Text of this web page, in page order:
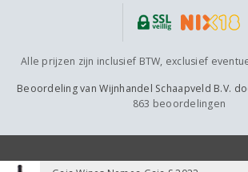
Alle prijzen zijn inclusief BTW, exclusief
Beoordeling vanWijnhandel Schaapveld B.V.
863 beoordelingen